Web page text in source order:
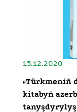
15.12.2020
«Türkmeniň
kitabyň
tanyşdyrylyş